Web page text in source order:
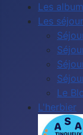
Les
Les
Le
L'herbier